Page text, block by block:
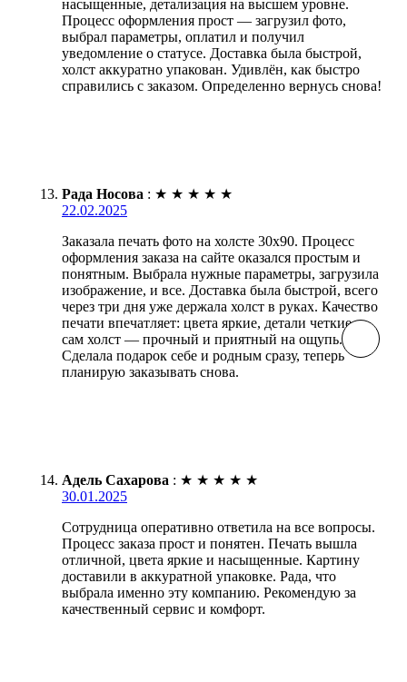
насыщенные, детализация на высшем уровне.
Процесс оформления прост — загрузил фото,
выбрал параметры, оплатил и получил
уведомление о статусе. Доставка была быстрой,
холст аккуратно упакован. Удивлён, как быстро
справились с заказом. Определенно вернусь снова!
Рада Носова : ★ ★ ★ ★ ★
22.02.2025
Заказала печать фото на холсте 30х90. Процесс
оформления заказа на сайте оказался простым и
понятным. Выбрала нужные параметры, загрузила
изображение, и все. Доставка была быстрой, всего
через три дня уже держала холст в руках. Качество
печати впечатляет: цвета яркие, детали четкие, а
сам холст — прочный и приятный на ощупь.
Сделала подарок себе и родным сразу, теперь
планирую заказывать снова.
Адель Сахарова : ★ ★ ★ ★ ★
30.01.2025
Сотрудница оперативно ответила на все вопросы.
Процесс заказа прост и понятен. Печать вышла
отличной, цвета яркие и насыщенные. Картину
доставили в аккуратной упаковке. Рада, что
выбрала именно эту компанию. Рекомендую за
качественный сервис и комфорт.